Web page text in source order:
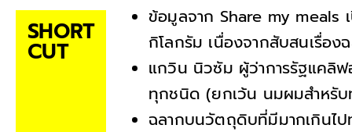
SHORT
CUT
ข้อมูลจาก Share my meals
กิโลกรัม เนื่องจากสับสนเรื่อง
แกวิน นิวซัม ผู้ว่าการรัฐแคลิ
ทุกชนิด (ยกเว้น นมผมสำหรับ
ฉลากบนวัตถุดิบที่มีมากเกินไป